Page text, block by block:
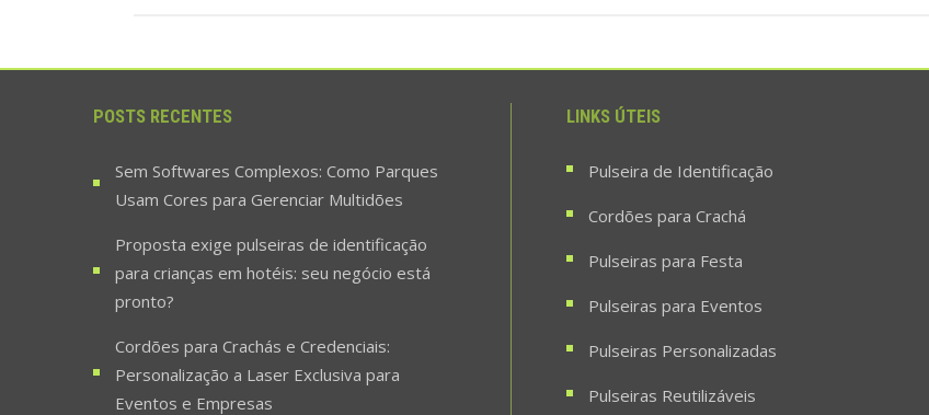
POSTS RECENTES
Sem Softwares Complexos: Como Parques
Usam Cores para Gerenciar Multidões
Proposta exige pulseiras de identificação
para crianças em hotéis: seu negócio está
pronto?
Cordões para Crachás e Credenciais:
Personalização a Laser Exclusiva para
Eventos e Empresas
LINKS ÚTEIS
Pulseira de Identificação
Cordões para Crachá
Pulseiras para Festa
Pulseiras para Eventos
Pulseiras Personalizadas
Pulseiras Reutilizáveis